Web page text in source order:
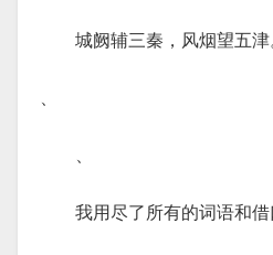
城阙辅三秦，风烟望五津
、
、
我用尽了所有的词语和